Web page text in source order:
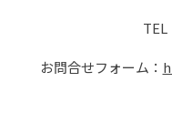
TEL
お問合せフォーム：